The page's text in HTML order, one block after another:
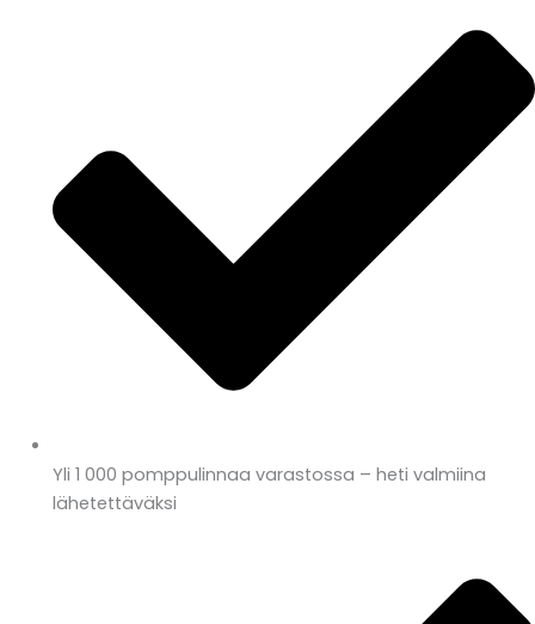
Yli 1 000 pomppulinnaa varastossa – heti valmiina
lähetettäväksi